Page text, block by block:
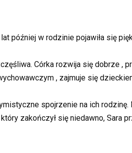
później w rodzinie pojawiła się
Córka rozwija się dobrze ,
, zajmuje się
spojrzenie na ich
zakończył się niedawno, Sara